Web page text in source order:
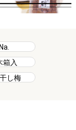
箱入
し梅